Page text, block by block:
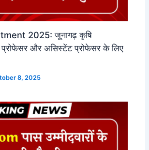
2025: जूनागढ़ कृषि
में प्रोफेसर और असिस्टेंट प्रोफेसर के लिए
8, 2025